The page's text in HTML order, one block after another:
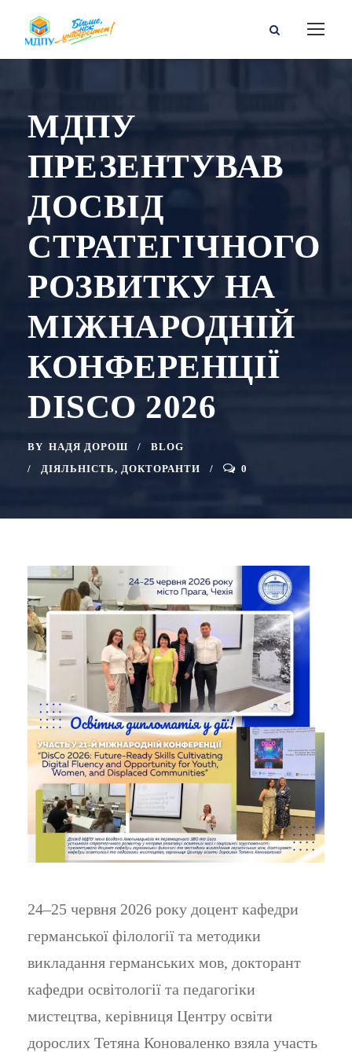
МДПУ
ПРЕЗЕНТУВАВ
ДОСВІД
СТРАТЕГІЧНОГО
РОЗВИТКУ НА
МІЖНАРОДНІЙ
КОНФЕРЕНЦІЇ
DISCO 2026
BY НАДЯ ДОРОШ
BLOG
ДІЯЛЬНІСТЬ, ДОКТОРАНТИ 0
24–25 червня 2026 року доцент кафедри
германської філології та методики
викладання германських мов, докторант
кафедри освітології та педагогіки
мистецтва, керівниця Центру освіти
дорослих Тетяна Коноваленко взяла участь